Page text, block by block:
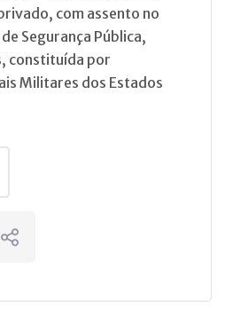
com assento no
Segurança Pública,
constituída por
Militares dos Estados